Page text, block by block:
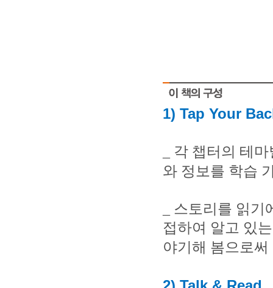
1) Tap Your
각 챕터의 테마
와 정보를 학습
스토리를 읽기
접하여 알고 있
야기해 봄으로